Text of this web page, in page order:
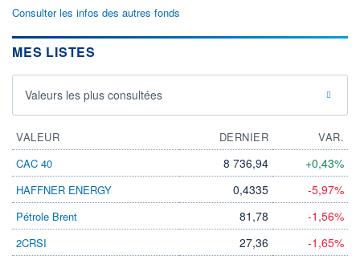
Consulter les infos des autres fonds
MES LISTES
Valeurs les plus consultées
VALEUR DERNIER
VAR.
CAC 40
8 736,94 +0,43%
HAFFNER ENERGY 0,4335 -5,97%
Pétrole Brent 81,78 -1,56%
2CRSI 27,36 -1,65%